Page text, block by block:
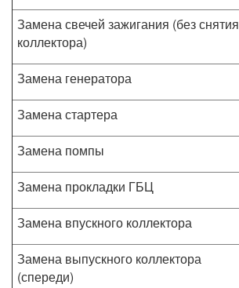
Замена свечей зажигания (без снятия
коллектора)
Замена генератора
Замена стартера
Замена помпы
Замена прокладки ГБЦ
Замена впускного коллектора
Замена выпускного коллектора
(спереди)